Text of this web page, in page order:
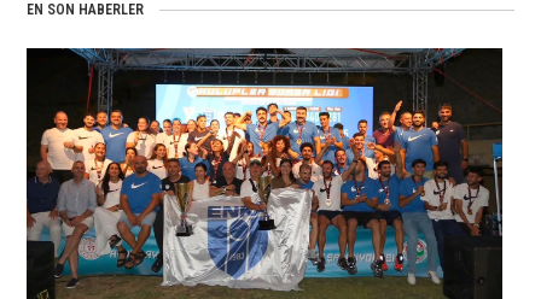
EN SON HABERLER